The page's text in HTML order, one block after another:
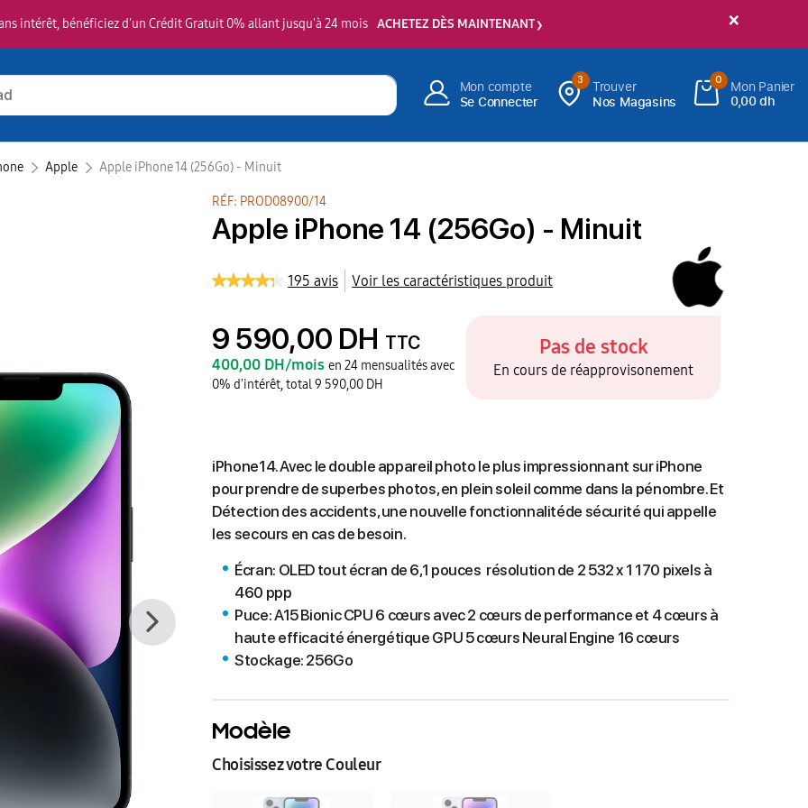
×
intérêt, bénéficiez d'un Crédit Gratuit 0% allant jusqu'à 24 mois ACHETEZ DÈS MAINTENANT
Mon compte
Se Connecter
3
Trouver
Nos Magasins
0
Mon Panier
0,00 dh
Apple‎ Apple iPhone 14 (256Go) - Minuit
RÉF: PROD08900/14
Apple iPhone 14 (256Go) - Minuit
195 avis Voir les caractéristiques produit
9 590,00 DH TTC
400,00 DH/moisen 24 mensualités avec
0% d'intérêt, total 9 590,00 DH
Pas de stock
En cours de réapprovisonement
iPhone14. Avec le double appareil photo le plus impressionnant sur iPhone
pour prendre de superbes photos, en plein soleil comme dans la pénombre. Et
Détection des accidents, une nouvelle fonctionnalitéde sécurité qui appelle
les secours en cas de besoin.
Écran: OLED tout écran de 6,1 pouces résolution de 2 532 x 1 170 pixels à
460 ppp
Puce: A15 Bionic CPU 6 cœurs avec 2 cœurs de performance et 4 cœurs à
haute efficacité énergétique GPU 5 cœurs Neural Engine 16 cœurs
Stockage: 256Go
Modèle
Choisissez votre Couleur